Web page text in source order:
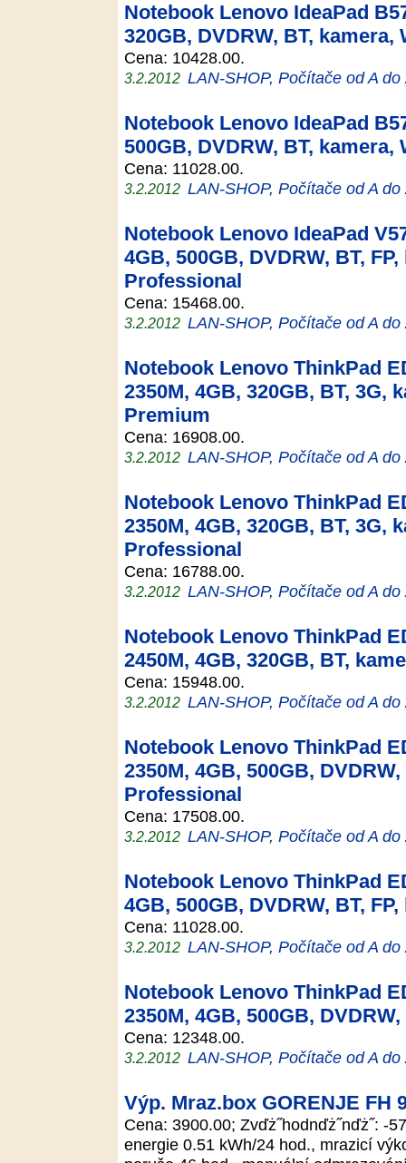
Notebook Lenovo IdeaPad
320GB, DVDRW, BT,
Cena: 10428.00.
3.2.2012 LAN-SHOP, Počítače od A do
Notebook Lenovo IdeaPad
500GB, DVDRW, BT,
Cena: 11028.00.
3.2.2012 LAN-SHOP, Počítače od A do
Notebook Lenovo IdeaPad
4GB, 500GB, DVDRW, BT,
Professional
Cena: 15468.00.
3.2.2012 LAN-SHOP, Počítače od A do
Notebook Lenovo ThinkPad
2350M, 4GB, 320GB, BT, 3G,
Premium
Cena: 16908.00.
3.2.2012 LAN-SHOP, Počítače od A do
Notebook Lenovo ThinkPad
2350M, 4GB, 320GB, BT, 3G,
Professional
Cena: 16788.00.
3.2.2012 LAN-SHOP, Počítače od A do
Notebook Lenovo ThinkPad
2450M, 4GB, 320GB, BT,
Cena: 15948.00.
3.2.2012 LAN-SHOP, Počítače od A do
Notebook Lenovo ThinkPad
2350M, 4GB, 500GB,
Professional
Cena: 17508.00.
3.2.2012 LAN-SHOP, Počítače od A do
Notebook Lenovo ThinkPad
4GB, 500GB, DVDRW, BT,
Cena: 11028.00.
3.2.2012 LAN-SHOP, Počítače od A do
Notebook Lenovo ThinkPad
2350M, 4GB, 500GB,
Cena: 12348.00.
3.2.2012 LAN-SHOP, Počítače od A do
Výp. Mraz.box GORENJE FH
Cena: 3900.00; Zvďż˝hodnďż˝nďż˝: -
energie 0.51 kWh/24 hod., mrazicí